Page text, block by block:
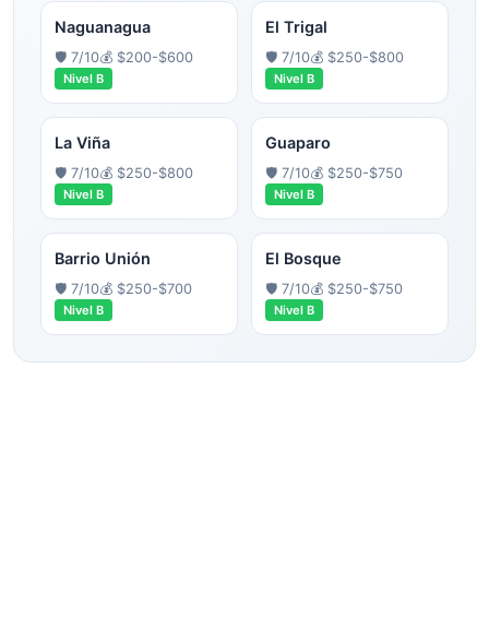
Naguanagua
🛡️ 7/10💰 $200-$600
Nivel B
El Trigal
🛡️ 7/10💰 $250-$800
Nivel B
La Viña
🛡️ 7/10💰 $250-$800
Nivel B
Guaparo
🛡️ 7/10💰 $250-$750
Nivel B
Barrio Unión
🛡️ 7/10💰 $250-$700
Nivel B
El Bosque
🛡️ 7/10💰 $250-$750
Nivel B